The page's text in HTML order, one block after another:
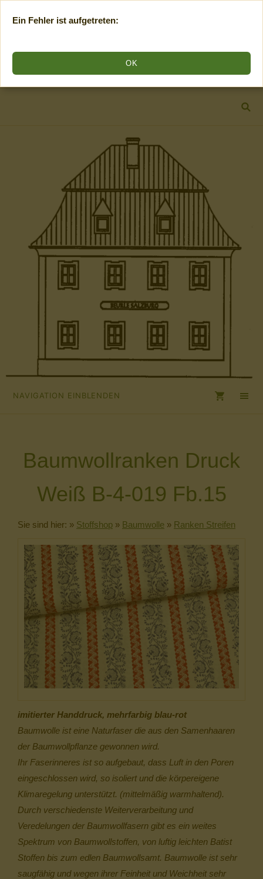
NAVIGATION EINBLENDEN
Baumwollranken Druck
Weiß B-4-019 Fb.15
Sie sind hier: » Stoffshop » Baumwolle » Ranken Streifen
imitierter Handdruck, mehrfarbig blau-rot
Baumwolle ist eine Naturfaser die aus den Samenhaaren
der Baumwollpflanze gewonnen wird.
Ihr Faserinneres ist so aufgebaut, dass Luft in den Poren
eingeschlossen wird, so isoliert und die körpereigene
Klimaregelung unterstützt. (mittelmäßig warmhaltend).
Durch verschiedenste Weiterverarbeitung und
Veredelungen der Baumwollfasern gibt es ein weites
Spektrum von Baumwollstoffen, von luftig leichten Batist
Stoffen bis zum edlen Baumwollsamt. Baumwolle ist sehr
saugfähig und wegen ihrer Feinheit und Weichheit sehr
Ein Fehler ist aufgetreten:
OK